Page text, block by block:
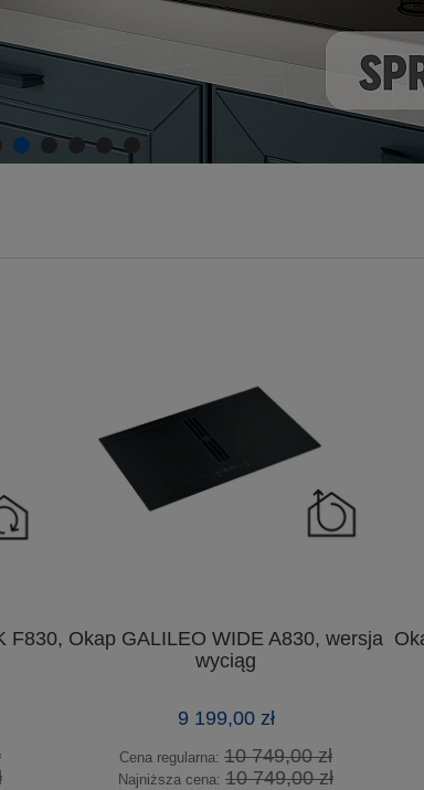
F830, Okap GALILEO WIDE A830, wersja
wyciąg
9 199,00 zł
Cena regularna: 10 749,00 zł
Najniższa cena: 10 749,00 zł